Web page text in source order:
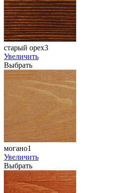
старый орех3
Увеличить
Выбрать
могано1
Увеличить
Выбрать